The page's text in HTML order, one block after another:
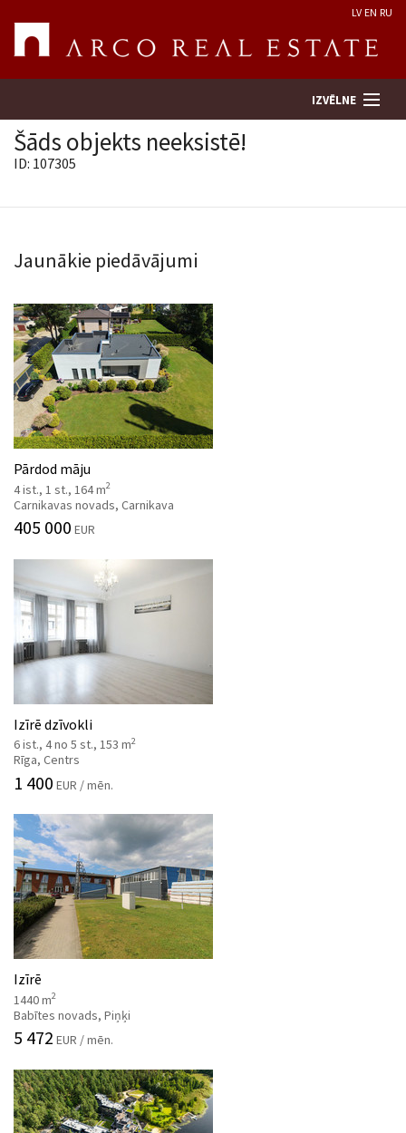
LV EN RU
IZVĒLNE
Uzņēmums
Pakalpojumi
Kontakti
Šāds objekts neeksistē!
ID: 107305
Jaunākie piedāvājumi
Pārdod māju
4 ist., 1 st., 164 m2
Carnikavas novads, Carnikava
405 000 EUR
Izīrē dzīvokli
6 ist., 4 no 5 st., 153 m2
Rīga, Centrs
1 400 EUR / mēn.
Izīrē
1440 m2
Babītes novads, Piņķi
5 472 EUR / mēn.